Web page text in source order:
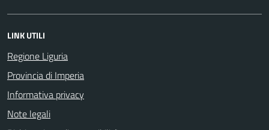
LINK UTILI
Regione Liguria
Provincia di Imperia
Informativa privacy
Note legali